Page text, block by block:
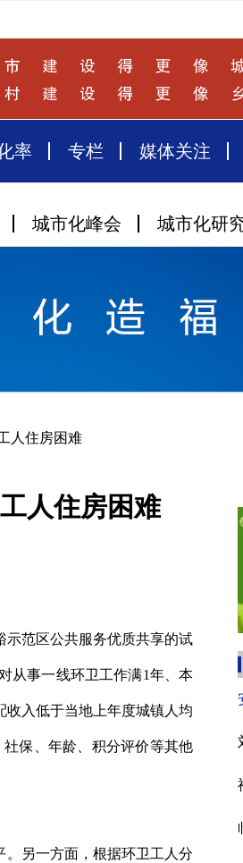
率 专栏 媒体关注
城市化峰会 城市化研
人住房困难
人住房困难
范区公共服务优质共享的试
从事一线环卫工作满1年、本
收入低于当地上年度城镇人均
保、年龄、积分评价等其他
另一方面，根据环卫工人分